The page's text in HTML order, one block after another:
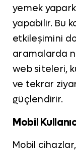
yemek
yapabilir. Bu
etkileşimini
aramalarda
web siteleri,
ve tekrar
güçlendirir.
Mobil
Mobil